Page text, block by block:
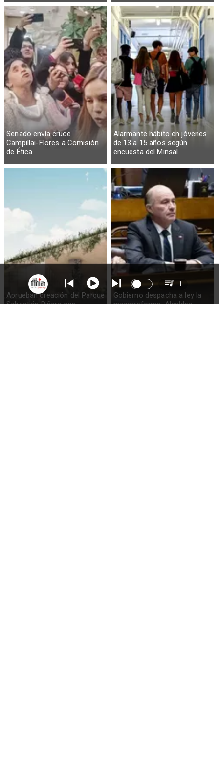
Senado envía cruce
Campillai-Flores a Comisión
de Ética
Alarmante hábito en jóvenes
de 13 a 15 años según
encuesta del Minsal
Aprueban creación del Parque
Sebastián Piñera con
Gobierno despacha a ley la
megarreforma: Alcaldes
1